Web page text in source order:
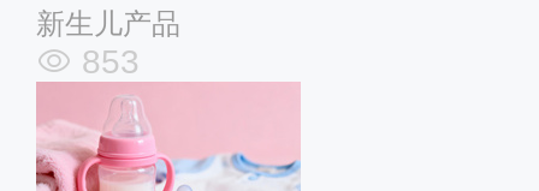
新生儿产品
853